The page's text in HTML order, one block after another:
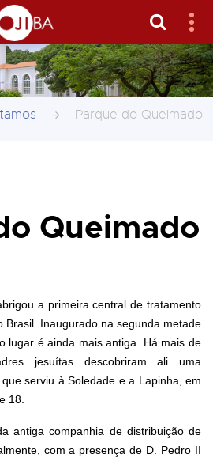
Parque do Queimado
Queimado
a primeira central de tratamento
Brasil. Inaugurado na segunda metade
lugar é ainda mais antiga. Há mais de
jesuítas descobriram ali uma
serviu à Soledade e a Lapinha, em
18.
antiga companhia de distribuição de
com a presença de D. Pedro II